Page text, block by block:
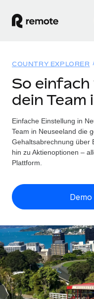
WELTWEITE
Globale Payroll
Einfache,
Employer of
Weltweites
Contractor of
Rechtssichere,
Globales
Freelancer:innen
PEO
Auslagern von
Lösungen
WELTWEITE
Country Explorer
Länderspezifische
Einfache
WACHSTUMSPHASE
Startups
Agile HR- und
Unternehmen
Ressourcen
TOOLS UND RECHNER
Informationen zu
Abwicklungsfristen
Preise
Nederlands
Français
Deutsch
COUNTRY EXPLORER
So
dein Team
Einfache Einstellung in
Team in Neuseeland die
Gehaltsabrechnung über
hin zu Aktienoptionen –
Plattform.